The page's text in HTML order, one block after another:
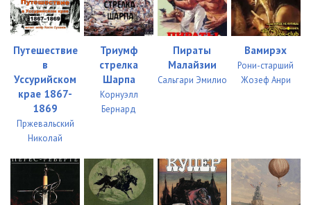
038 08:21
05:03
041
042
05:09
Путешествие
в
Уссурийском
крае 1867-
1869
Пржевальский
Николай
Триумф
стрелка
Шарпа
Корнуэлл
Бернард
Пираты
Малайзии
Сальгари Эмилио
Вамирэх
Рони-старший
Жозеф Анри